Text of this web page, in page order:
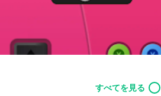
すべてを見る